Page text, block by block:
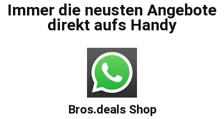
Immer die neusten Angebote
direkt aufs Handy
Bros.deals Shop